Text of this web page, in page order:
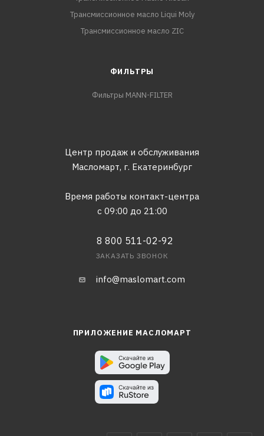
Трансмиссионное масло Liqui Moly
Трансмиссионное масло ZIC
ФИЛЬТРЫ
Фильтры MANN-FILTER
Центр продаж и обслуживания
Масломарт, г. Екатеринбург
Время работы контакт-центра
с 09:00 до 21:00
8 800 511-02-92
ЗАКАЗАТЬ ЗВОНОК
info@maslomart.com
ПРИЛОЖЕНИЕ МАСЛОМАРТ